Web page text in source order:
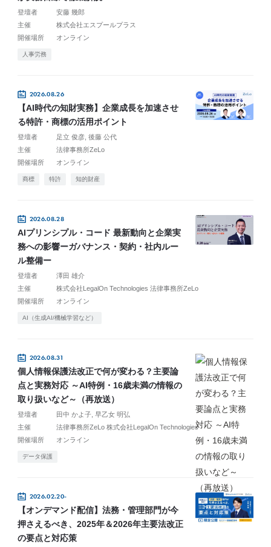
登壇者
安藤 幾郎
主催
株式会社エスプールプラス
開催場所
オンライン
人事労務
2026.08.26
【AI時代の知財実務】企業成長を加速させ
る特許・商標の活用ポイント
登壇者 足立 俊彦 後藤 公代
主催
法律事務所ZeLo
開催場所
オンライン
商標 特許 知的財産
2026.08.28
AIプリンシプル・コード 最新動向と企業実
務への影響ーガバナンス・契約・社内ルー
ル整備ー
登壇者
澤田 雄介
主催
株式会社LegalOn Technologies 法律事務所ZeLo
開催場所
オンライン
AI（生成AI/機械学習など）
2026.08.31
個人情報保護法改正で何が変わる？主要論
点と実務対応 ～AI特例・16歳未満の情報の
取り扱いなど～（再放送）
登壇者 田中 かよ子 早乙女 明弘
主催
法律事務所ZeLo 株式会社LegalOn Technologies
開催場所
オンライン
データ保護
2026.02.20-
【オンデマンド配信】法務・管理部門が今
押さえるべき、2025年＆2026年主要法改正
の要点と対応策